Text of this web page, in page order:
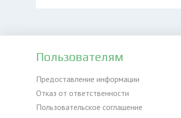
Пользователям
Предоставление информации
Отказ от ответственности
Пользовательское соглашение